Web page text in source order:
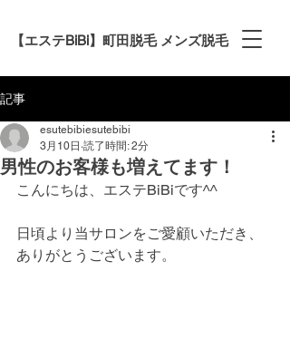
【エステBiBi】町田脱毛 メンズ脱毛
記事
男性のお客様も増えてます！
esutebibiesutebibi
3月10日 読了時間: 2分
こんにちは、エステBiBiです^^
日頃より当サロンをご愛顧いただき、
ありがとうございます。